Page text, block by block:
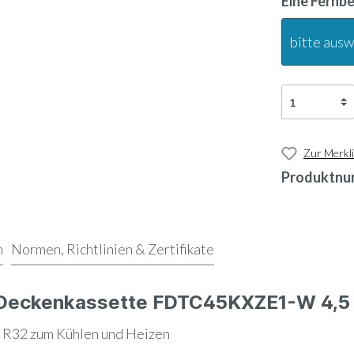
bitte
Zur
Normen, Richtlinien & Zertifikate
FDTC45KXZE1-W 4,5
zum Kühlen und Heizen